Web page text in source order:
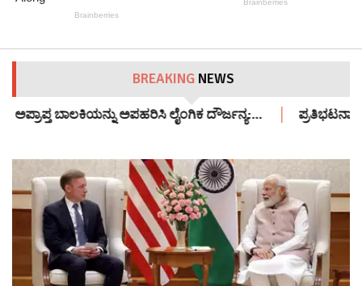
BREAKING NEWS
ಬಾಲಕಿಯನ್ನು ಅಪಹರಿಸಿ ಲೈಂಗಿಕ ದೌರ್ಜನ್ಯ:… ಪ್ರತಿಭಟನಾ ಸ್ಥಳಕ್ಕೆ